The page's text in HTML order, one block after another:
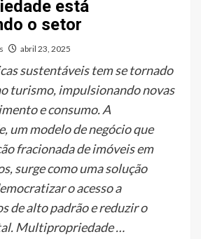
está
o setor
abril 23, 2025
sustentáveis tem se tornado
turismo, impulsionando novas
e consumo. A
um modelo de negócio que
fracionada de imóveis em
surge como uma solução
o acesso a
de alto padrão e reduzir o
Multipropriedade …